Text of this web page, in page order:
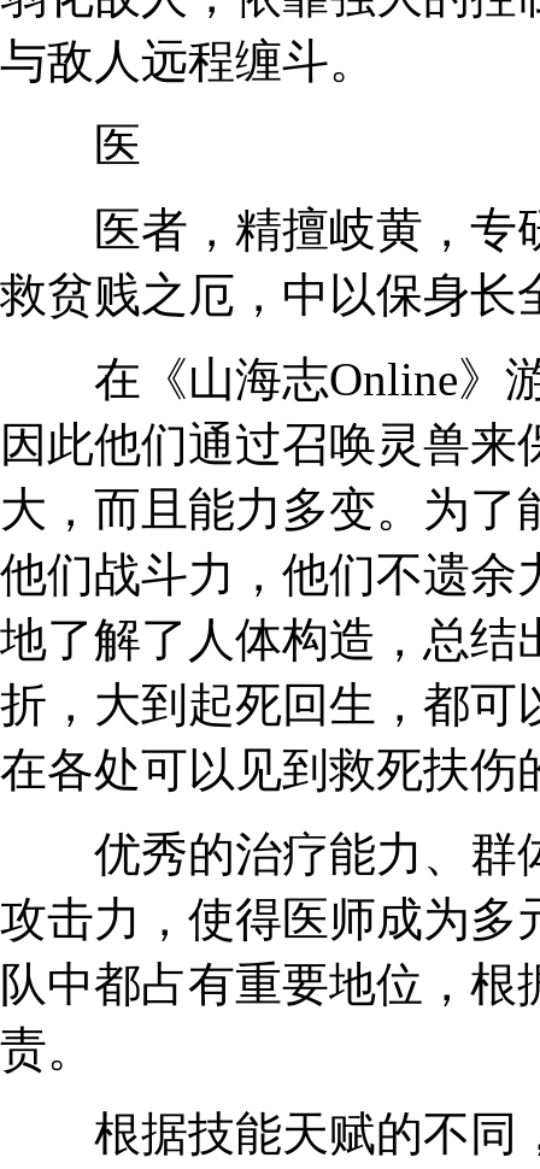
与敌人远程缠斗。
医
医者，精擅岐黄，专
救贫贱之厄，中以保身长
在《山海志Online》游
因此他们通过召唤灵兽
大，而且能力多变。为
他们战斗力，他们不遗余
地了解了人体构造，总结
折，大到起死回生，都可
在各处可以见到救死扶伤
优秀的治疗能力、群
攻击力，使得医师成为多
队中都占有重要地位，
责。
根据技能天赋的不同